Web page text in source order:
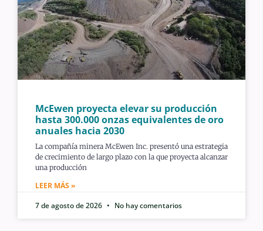
McEwen proyecta elevar su producción
hasta 300.000 onzas equivalentes de oro
anuales hacia 2030
La compañía minera McEwen Inc. presentó una estrategia
de crecimiento de largo plazo con la que proyecta alcanzar
una producción
LEER MÁS »
7 de agosto de 2026
No hay comentarios